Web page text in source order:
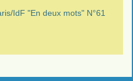
IdF "En deux mots" N°61